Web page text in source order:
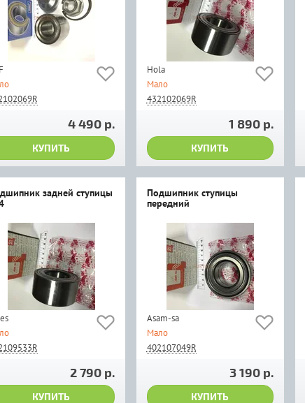
4 490 р.
КУПИТЬ
Hola
Мало
432102069R
1 890 р.
КУПИТЬ
задней ступицы
2 790 р.
КУПИТЬ
Подшипник ступицы
передний
Asam-sa
Мало
402107049R
3 190 р.
КУПИТЬ